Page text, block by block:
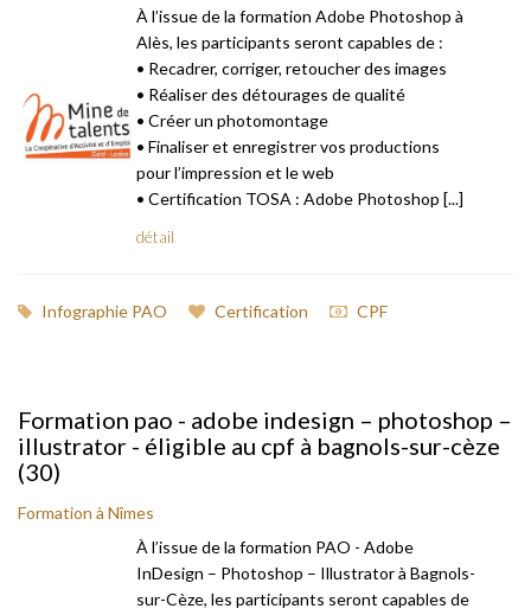
À l’issue de la formation Adobe Photoshop à
Alès, les participants seront capables de :
• Recadrer, corriger, retoucher des images
• Réaliser des détourages de qualité
• Créer un photomontage
• Finaliser et enregistrer vos productions
pour l’impression et le web
• Certification TOSA : Adobe Photoshop [...]
détail
Infographie PAO Certification CPF
Formation pao - adobe indesign – photoshop –
illustrator - éligible au cpf à bagnols-sur-cèze
(30)
Formation à Nîmes
À l’issue de la formation PAO - Adobe
InDesign – Photoshop – Illustrator à Bagnols-
sur-Cèze, les participants seront capables de